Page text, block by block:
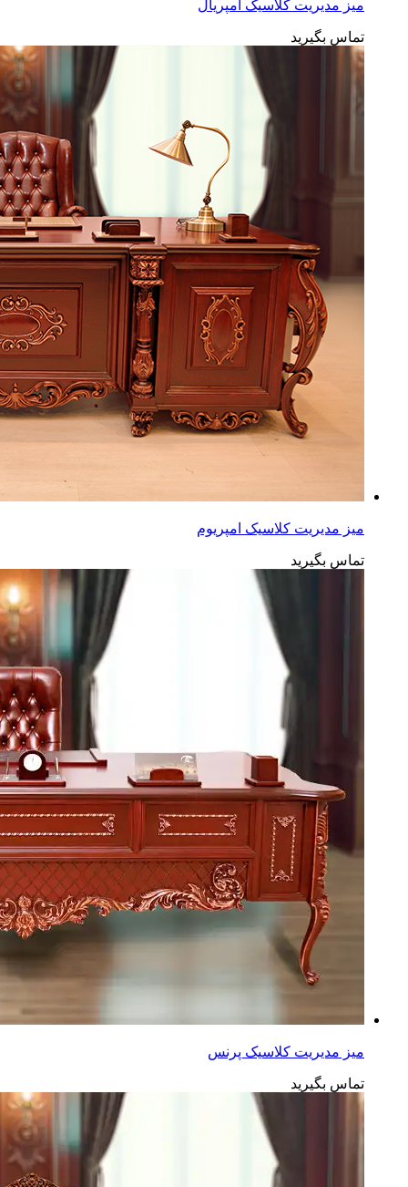
میز مدیریت کلاسیک امپریال
تماس بگیرید
میز مدیریت کلاسیک امپریوم
تماس بگیرید
میز مدیریت کلاسیک پرنس
تماس بگیرید